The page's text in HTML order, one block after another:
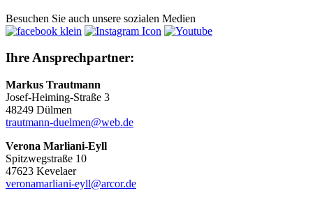
Besuchen Sie auch unsere sozialen Medien
Ihre Ansprechpartner:
Markus Trautmann
Josef-Heiming-Straße 3
48249 Dülmen
trautmann-duelmen@web.de
Verona Marliani-Eyll
Spitzwegstraße 10
47623 Kevelaer
veronamarliani-eyll@arcor.de